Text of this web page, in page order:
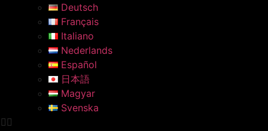
Deutsch
Français
Italiano
Nederlands
Español
日本語
Magyar
Svenska